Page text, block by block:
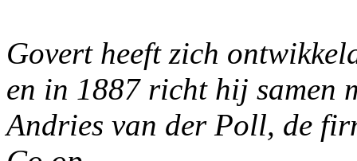
Govert heeft zich
en in 1887 richt hij samen
Andries van der Poll, de